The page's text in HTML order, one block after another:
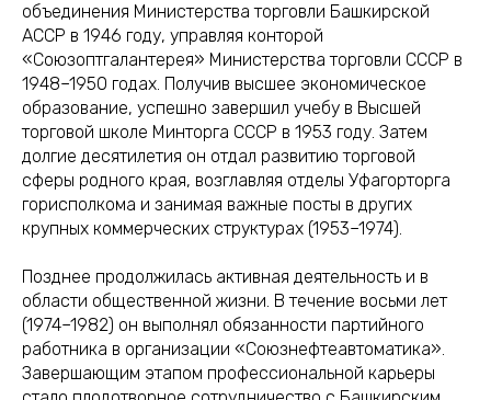
объединения Министерства торговли Башкирской
АССР в 1946 году, управляя конторой
«Союзоптгалантерея» Министерства торговли СССР в
1948–1950 годах. Получив высшее экономическое
образование, успешно завершил учебу в Высшей
торговой школе Минторга СССР в 1953 году. Затем
долгие десятилетия он отдал развитию торговой
сферы родного края, возглавляя отделы Уфагорторга
горисполкома и занимая важные посты в других
крупных коммерческих структурах (1953–1974).
Позднее продолжилась активная деятельность и в
области общественной жизни. В течение восьми лет
(1974–1982) он выполнял обязанности партийного
работника в организации «Союзнефтеавтоматика».
Завершающим этапом профессиональной карьеры